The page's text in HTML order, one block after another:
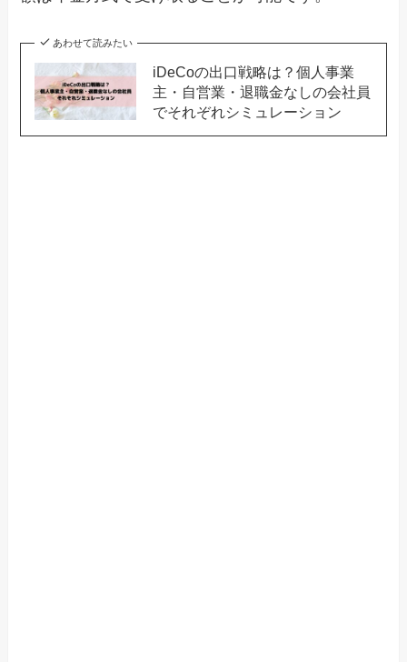
あわせて読みたい
iDeCoの出口戦略は？個人事業
主・自営業・退職金なしの会社員
でそれぞれシミュレーション